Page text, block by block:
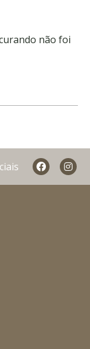
não foi